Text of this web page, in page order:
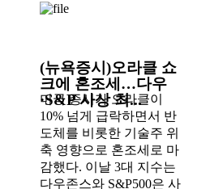
(뉴욕증시)오라클 쇼
크에 혼조세…다우
·S&P 사상 최...
미국 증시가 오라클이
10% 넘게 급락하면서 반
도체를 비롯한 기술주 위
축 영향으로 혼조세로 마
감했다. 이날 3대 지수는
다우존스와 S&P500은 사